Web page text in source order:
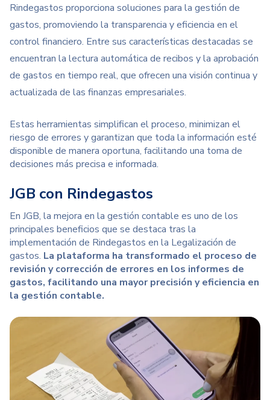
Rindegastos proporciona soluciones para la gestión de
gastos, promoviendo la transparencia y eficiencia en el
control financiero. Entre sus características destacadas se
encuentran la lectura automática de recibos y la aprobación
de gastos en tiempo real, que ofrecen una visión continua y
actualizada de las finanzas empresariales.
Estas herramientas simplifican el proceso, minimizan el
riesgo de errores y garantizan que toda la información esté
disponible de manera oportuna, facilitando una toma de
decisiones más precisa e informada.
JGB con Rindegastos
En JGB, la mejora en la gestión contable es uno de los
principales beneficios que se destaca tras la
implementación de Rindegastos en la Legalización de
gastos. La plataforma ha transformado el proceso de
revisión y corrección de errores en los informes de
gastos, facilitando una mayor precisión y eficiencia en
la gestión contable.